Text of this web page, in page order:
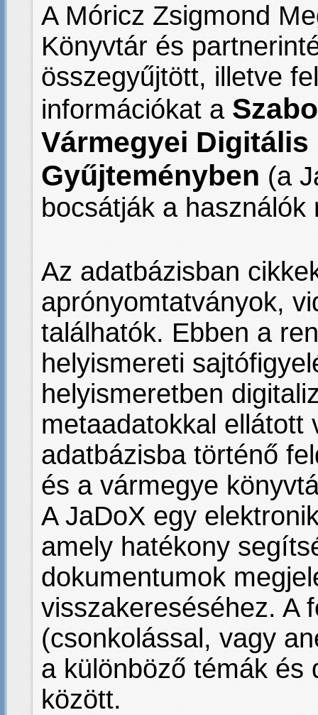
A Móricz Zsigmond
Könyvtár és
összegyűjtött, illetve
információkat a
Vármegyei
Gyűjteményben (a
bocsátják a használók
Az adatbázisban
aprónyomtatványok,
találhatók. Ebben a
helyismereti
helyismeretben
metaadatokkal ellátott
adatbázisba történő
és a vármegye
A JaDoX egy
amely hatékony
dokumentumok
visszakereséséhez. A
(csonkolással, vagy
a különböző témák és
között.